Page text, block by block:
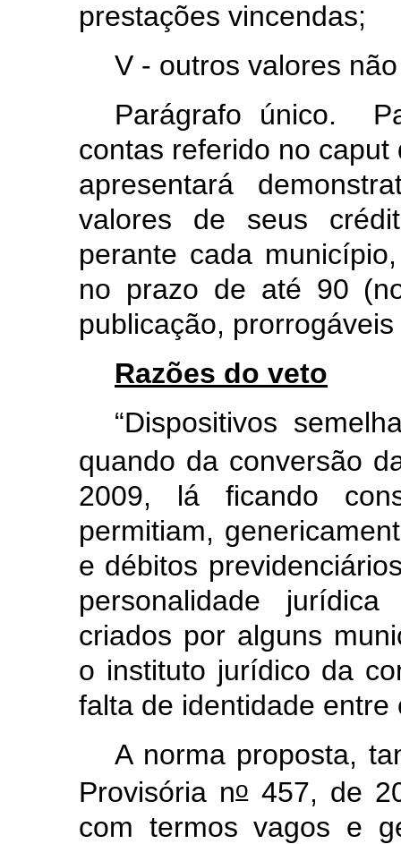
prestações vincendas;
V - outros valores
Parágrafo único.
contas referido no
apresentará
valores de seus
perante cada
no prazo de até 90
publicação,
Razões do veto
“Dispositivos
quando da conversão
2009, lá ficando
permitiam,
e débitos
personalidade
criados por alguns
o instituto jurídico da
falta de identidade
A norma proposta,
Provisória no457, de
com termos vagos e